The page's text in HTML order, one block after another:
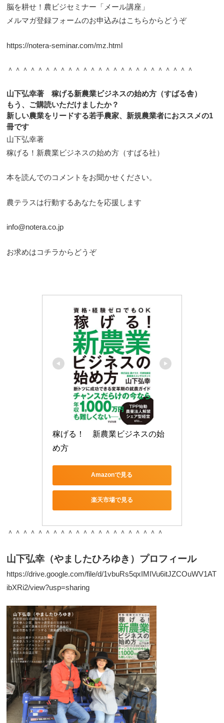
脳を耕せ！農ビジセミナー「メール講座」
メルマガ登録フォームのお申込みはこちらからどうぞ
https://notera-seminar.com/mz.html
＾＾＾＾＾＾＾＾＾＾＾＾＾＾＾＾＾＾＾＾＾＾＾＾＾
山下弘幸著 稼げる新農業ビジネスの始め方（すばる舎）
もう、ご購読いただけましたか？
新しい農業をリードする若手農家、新規農業者におススメの1
冊です
山下弘幸著
稼げる！新農業ビジネスの始め方（すばる社）
本を読んでのコメントをお聞かせください。
農テラスは行動するあなたを応援します
info@notera.co.jp
お求めはコチラからどうぞ
稼げる！　新農業ビジネスの始
め方
Amazonで見る
楽天市場で見る
＾＾＾＾＾＾＾＾＾＾＾＾＾＾＾＾＾＾＾＾＾
山下弘幸（やましたひろゆき）プロフィール
https://drive.google.com/file/d/1vbuRs5qxIMIVu6itJZCOuWV1AT
ibXRi2/view?usp=sharing